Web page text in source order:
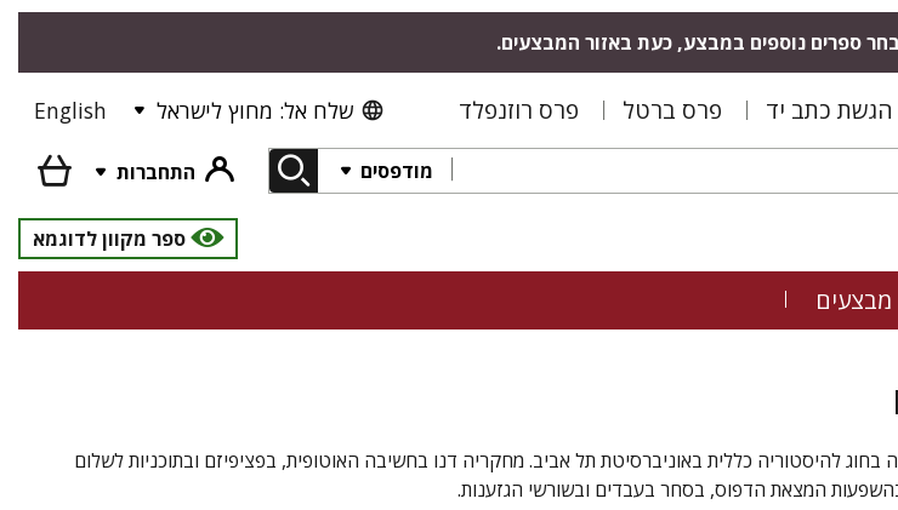
ספרים נוספים במבצע, כעת באזור המבצעים.
הגשת כתב יד פרס ברטל פרס רוזנפלד שלח אל: מחוץ לישראל English
מודפסים
התחברות
ספר מקוון לדוגמא
מבצעים
בחוג להיסטוריה כללית באוניברסיטת תל אביב. מחקריה דנו בחשיבה האוטופית, בפציפיזם ובתוכניות לשלום
בהשפעות המצאת הדפוס, בסחר בעבדים ובשורשי הגזענות.